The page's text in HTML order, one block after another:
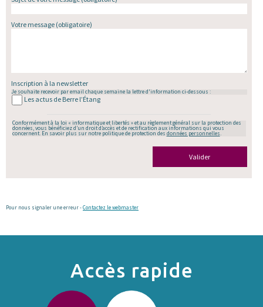
Votre message(obligatoire)
Inscription à la newsletter
Je souhaite recevoir par email chaque semaine la lettre d'information ci-dessous :
Les actus de Berre l’Étang
Conformément à la loi « informatique et libertés » et au règlement général sur la protection des
données, vous bénéficiez d’un droit d’accès et de rectification aux informations qui vous
concernent. En savoir plus sur notre politique de protection des données personnelles.
Valider
Pour nous signaler une erreur -Contactez le webmaster
Accès rapide